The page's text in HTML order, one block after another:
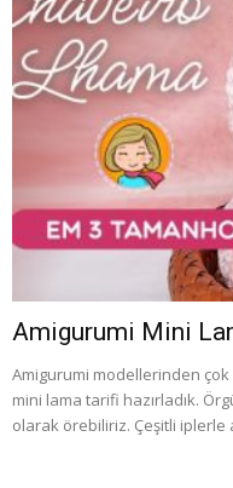
Amigurumi Mini
Amigurumi modellerinden çok
mini lama tarifi hazırladık.
olarak örebiliriz. Çeşitli iplerle